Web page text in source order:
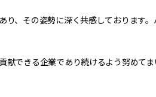
、その姿勢に深く共感しております
できる企業であり続けるよう努めて